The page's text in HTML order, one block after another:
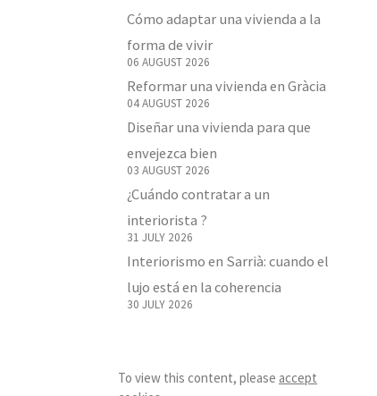
Cómo adaptar una vivienda a la
forma de vivir
06 AUGUST 2026
Reformar una vivienda en Gràcia
04 AUGUST 2026
Diseñar una vivienda para que
envejezca bien
03 AUGUST 2026
¿Cuándo contratar a un
interiorista ?
31 JULY 2026
Interiorismo en Sarrià: cuando el
lujo está en la coherencia
30 JULY 2026
To view this content, please accept